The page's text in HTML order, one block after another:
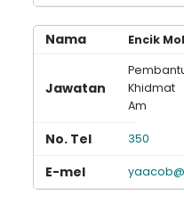
Encik
Khidmat
Am
350